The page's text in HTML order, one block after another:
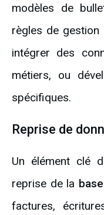
modèles de
règles de
intégrer des
métiers, ou
spécifiques.
Reprise de
Un élément clé
reprise de la
factures,